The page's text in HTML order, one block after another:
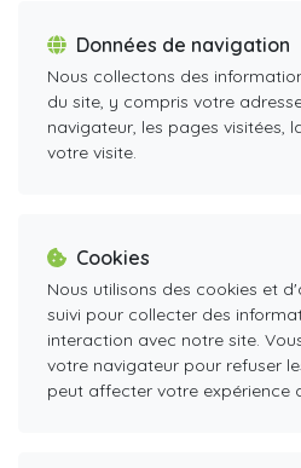
Données de navigation
Nous collectons des
du site, y compris votre
navigateur, les pages visitées,
votre visite.
Cookies
Nous utilisons des cookies et
suivi pour collecter des
interaction avec notre site.
votre navigateur pour refuser
peut affecter votre expérience